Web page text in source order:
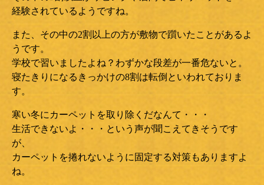
経験されているようですね。
また、その中の2割以上の方が敷物で躓いたことがあるよ
うです。
学校で習いましたよね？わずかな段差が一番危ないと。
寝たきりになるきっかけの8割は転倒といわれておりま
す。
寒い冬にカーペットを取り除くだなんて・・・
生活できないよ・・・という声が聞こえてきそうです
が、
カーペットを捲れないように固定する対策もありますよ
ね。